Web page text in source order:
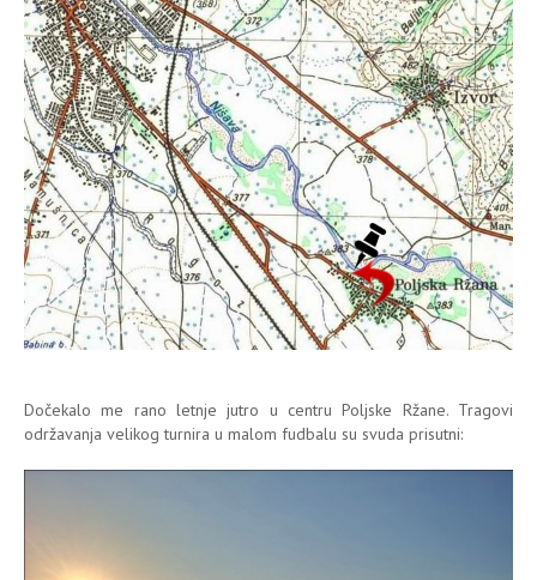
Dočekalo me rano letnje jutro u centru Poljske Ržane. Tragovi
održavanja velikog turnira u malom fudbalu su svuda prisutni: